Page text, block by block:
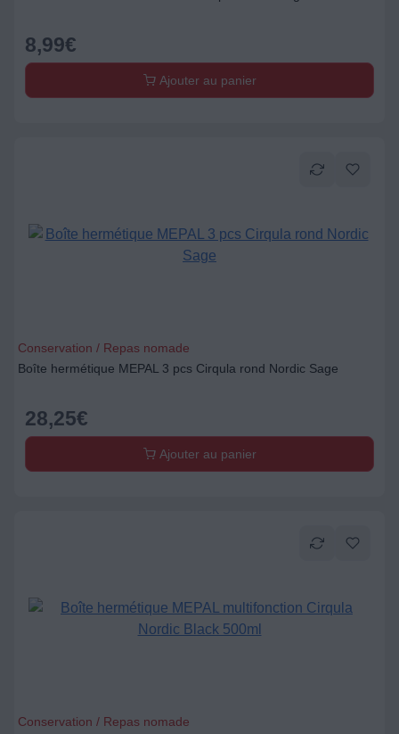
8,99€
Ajouter au panier
Conservation / Repas nomade
Boîte hermétique MEPAL 3 pcs Cirqula rond Nordic Sage
28,25€
Ajouter au panier
Conservation / Repas nomade